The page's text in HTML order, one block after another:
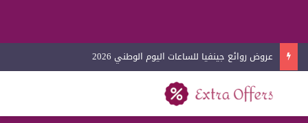
عروض لادون للساعات اليوم الوطني 2026
بحث عن